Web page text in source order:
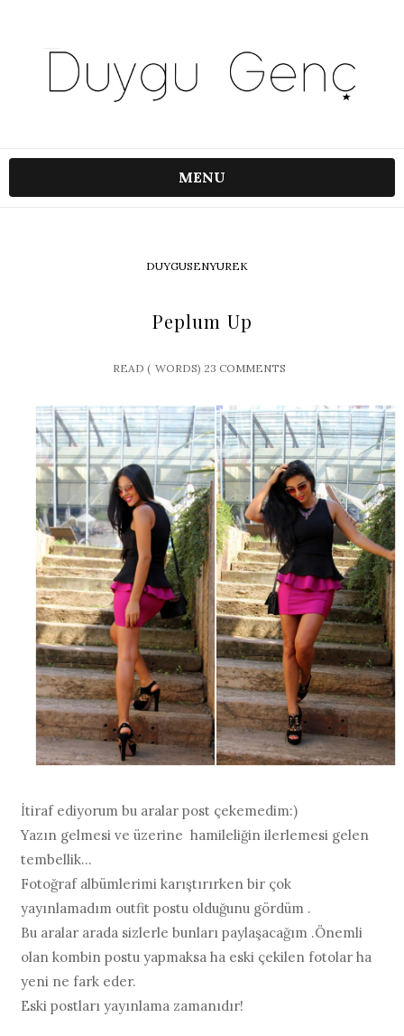
MENU
DUYGUSENYUREK
Peplum Up
READ ( WORDS) 23 COMMENTS
İtiraf ediyorum bu aralar post çekemedim:)
Yazın gelmesi ve üzerine hamileliğin ilerlemesi gelen
tembellik...
Fotoğraf albümlerimi karıştırırken bir çok
yayınlamadım outfit postu olduğunu gördüm .
Bu aralar arada sizlerle bunları paylaşacağım .Önemli
olan kombin postu yapmaksa ha eski çekilen fotolar ha
yeni ne fark eder.
Eski postları yayınlama zamanıdır!